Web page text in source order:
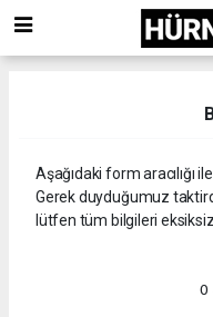
Aşağıdaki form aracılığı
Gerek duyduğumuz
lütfen tüm bilgileri
0